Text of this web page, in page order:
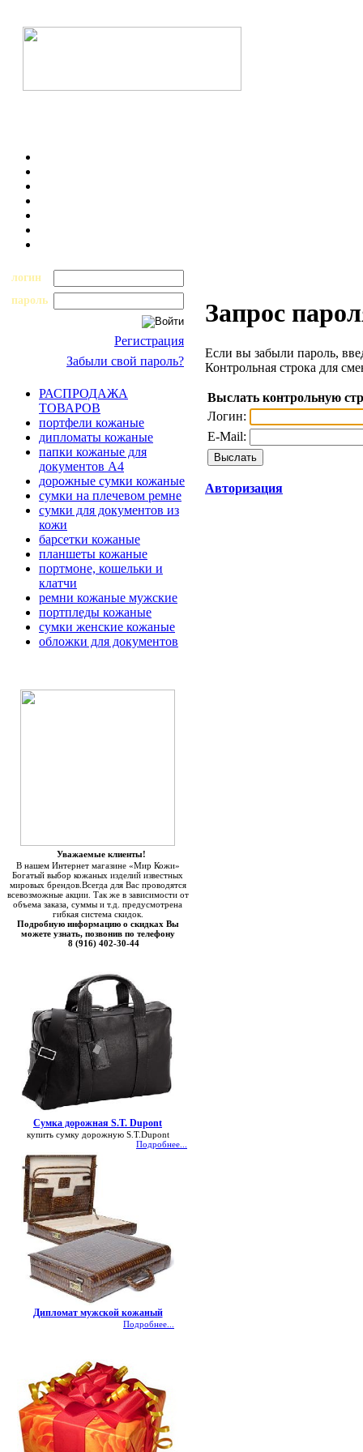
логин
пароль
Регистрация
Забыли свой пароль?
РАСПРОДАЖА
ТОВАРОВ
портфели кожаные
дипломаты кожаные
папки кожаные для
документов А4
дорожные сумки кожаные
сумки на плечевом ремне
сумки для документов из
кожи
барсетки кожаные
планшеты кожаные
портмоне, кошельки и
клатчи
ремни кожаные мужские
портпледы кожаные
сумки женские кожаные
обложки для документов
Уважаемые клиенты!
В нашем Интернет магазине «Мир Кожи»
Богатый выбор кожаных изделий известных
мировых брендов.Всегда для Вас проводятся
всевозможные акции. Так же в зависимости от
объема заказа, суммы и т.д. предусмотрена
гибкая система скидок.
Подробную информацию о скидках Вы
можете узнать, позвонив по телефону
8 (916) 402-30-44
Сумка дорожная S.T. Dupont
купить сумку дорожную S.T.Dupont
Подробнее...
Дипломат мужской кожаный
Подробнее...
Запрос
Если вы забыли пароль,
Контрольная строка для
Выслать контрольную
Логин:
E-Mail:
Авторизация